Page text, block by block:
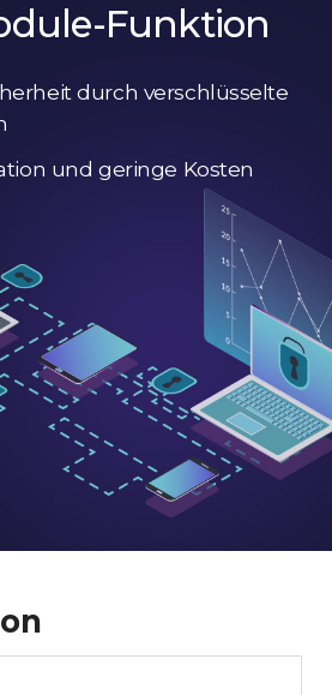
Funktion
durch verschlüsselte
und geringe Kosten